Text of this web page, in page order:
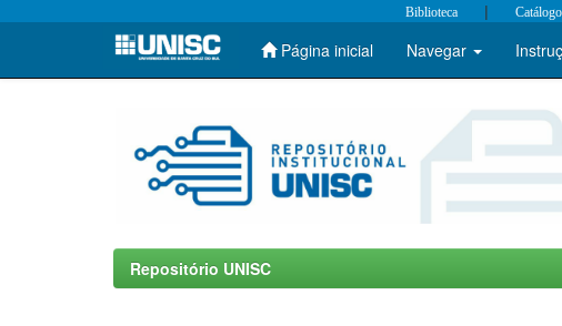
Skip
Biblioteca |
Página inicial Navegar
Repositório UNISC